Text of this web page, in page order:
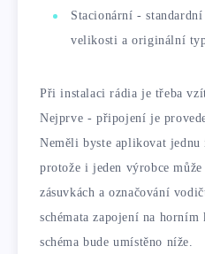
Stacionární -
velikosti a originální
Při instalaci rádia je třeba
Nejprve - připojení je
Neměli byste aplikovat
protože i jeden výrobce
zásuvkách a označování
schémata zapojení na
schéma bude umístěno níže.